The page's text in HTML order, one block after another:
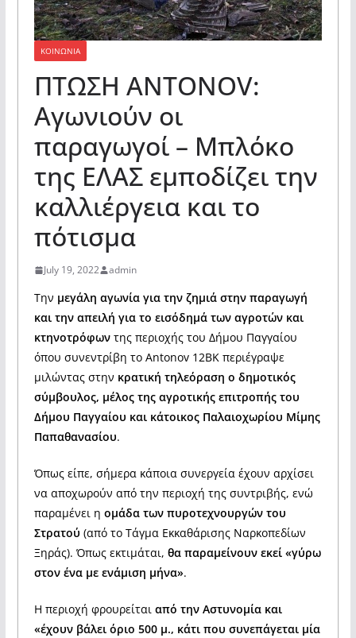
ΚΟΙΝΩΝΙΑ
ΠΤΩΣΗ ANTONOV:
Αγωνιούν οι
παραγωγοί – Μπλόκο
της ΕΛΑΣ εμποδίζει την
καλλιέργεια και το
πότισμα
July 19, 2022 admin
Την μεγάλη αγωνία για την ζημιά στην παραγωγή
και την απειλή για το εισόδημά των αγροτών και
κτηνοτρόφων της περιοχής του Δήμου Παγγαίου
όπου συνεντρίβη το Antonov 12ΒΚ περιέγραψε
μιλώντας στην κρατική τηλεόραση ο δημοτικός
σύμβουλος, μέλος της αγροτικής επιτροπής του
Δήμου Παγγαίου και κάτοικος Παλαιοχωρίου Μίμης
Παπαθανασίου.
Όπως είπε, σήμερα κάποια συνεργεία έχουν αρχίσει
να αποχωρούν από την περιοχή της συντριβής, ενώ
παραμένει η ομάδα των πυροτεχνουργών του
Στρατού (από το Τάγμα Εκκαθάρισης Ναρκοπεδίων
Ξηράς). Όπως εκτιμάται, θα παραμείνουν εκεί «γύρω
στον ένα με ενάμιση μήνα».
Η περιοχή φρουρείται από την Αστυνομία και
«έχουν βάλει όριο 500 μ., κάτι που συνεπάγεται μία